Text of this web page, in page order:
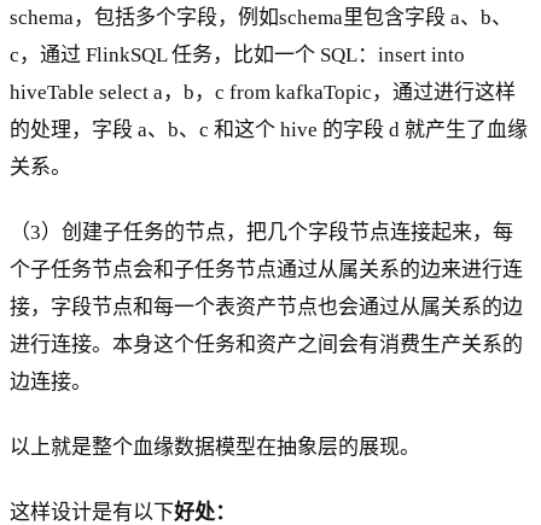
schema，包括多个字段，例如schema里包含字段 a、b、
c，通过 FlinkSQL 任务，比如一个 SQL：insert into
hiveTable select a，b，c from kafkaTopic，通过进行这样
的处理，字段 a、b、c 和这个 hive 的字段 d 就产生了血缘
关系。
（3）创建子任务的节点，把几个字段节点连接起来，每
个子任务节点会和子任务节点通过从属关系的边来进行连
接，字段节点和每一个表资产节点也会通过从属关系的边
进行连接。本身这个任务和资产之间会有消费生产关系的
边连接。
以上就是整个血缘数据模型在抽象层的展现。
这样设计是有以下好处：